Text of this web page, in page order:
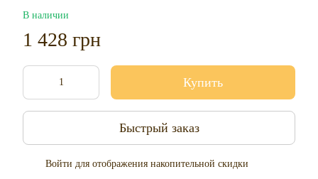
В наличии
1 428 грн
Купить
Быстрый заказ
Войти для отображения накопительной скидки